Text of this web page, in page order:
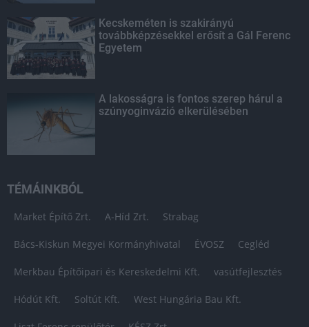
Kecskeméten is szakirányú
továbbképzésekkel erősít a Gál Ferenc
Egyetem
A lakosságra is fontos szerep hárul a
szúnyoginvázió elkerülésében
TÉMÁINKBÓL
Market Építő Zrt. A-Híd Zrt. Strabag
Bács-Kiskun Megyei Kormányhivatal ÉVOSZ Cegléd
Merkbau Építőipari és Kereskedelmi Kft. vasútfejlesztés
Hódút Kft. Soltút Kft. West Hungária Bau Kft.